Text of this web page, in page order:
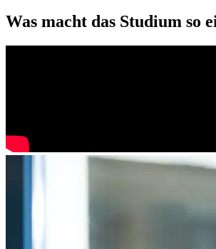
Was macht das Studium so